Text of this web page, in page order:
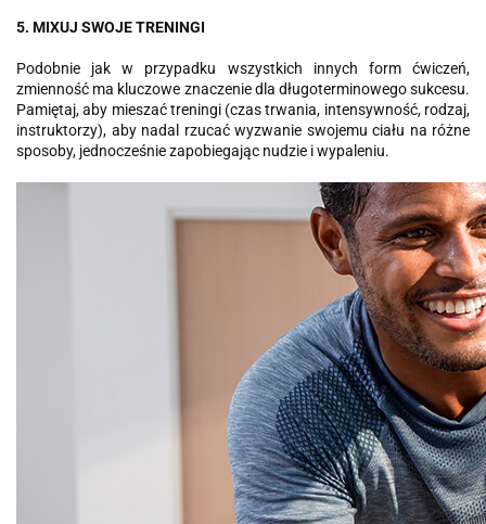
5. MIXUJ SWOJE TRENINGI
Podobnie jak w przypadku wszystkich innych form ćwiczeń,
zmienność ma kluczowe znaczenie dla długoterminowego sukcesu.
Pamiętaj, aby mieszać treningi (czas trwania, intensywność, rodzaj,
instruktorzy), aby nadal rzucać wyzwanie swojemu ciału na różne
sposoby, jednocześnie zapobiegając nudzie i wypaleniu.